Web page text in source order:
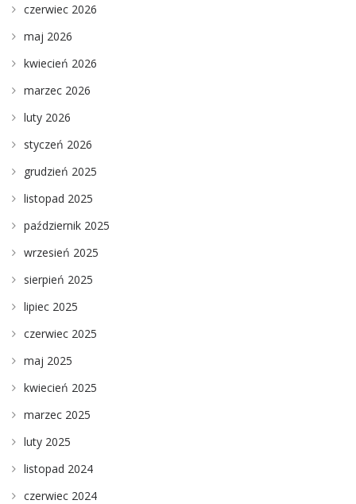
czerwiec 2026
maj 2026
kwiecień 2026
marzec 2026
luty 2026
styczeń 2026
grudzień 2025
listopad 2025
październik 2025
wrzesień 2025
sierpień 2025
lipiec 2025
czerwiec 2025
maj 2025
kwiecień 2025
marzec 2025
luty 2025
listopad 2024
czerwiec 2024